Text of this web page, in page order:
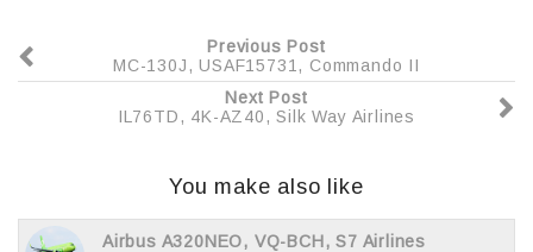
Previous Post
MC-130J, USAF15731, Commando II
Next Post
IL76TD, 4K-AZ40, Silk Way Airlines
You make also like
Airbus A320NEO, VQ-BCH, S7 Airlines